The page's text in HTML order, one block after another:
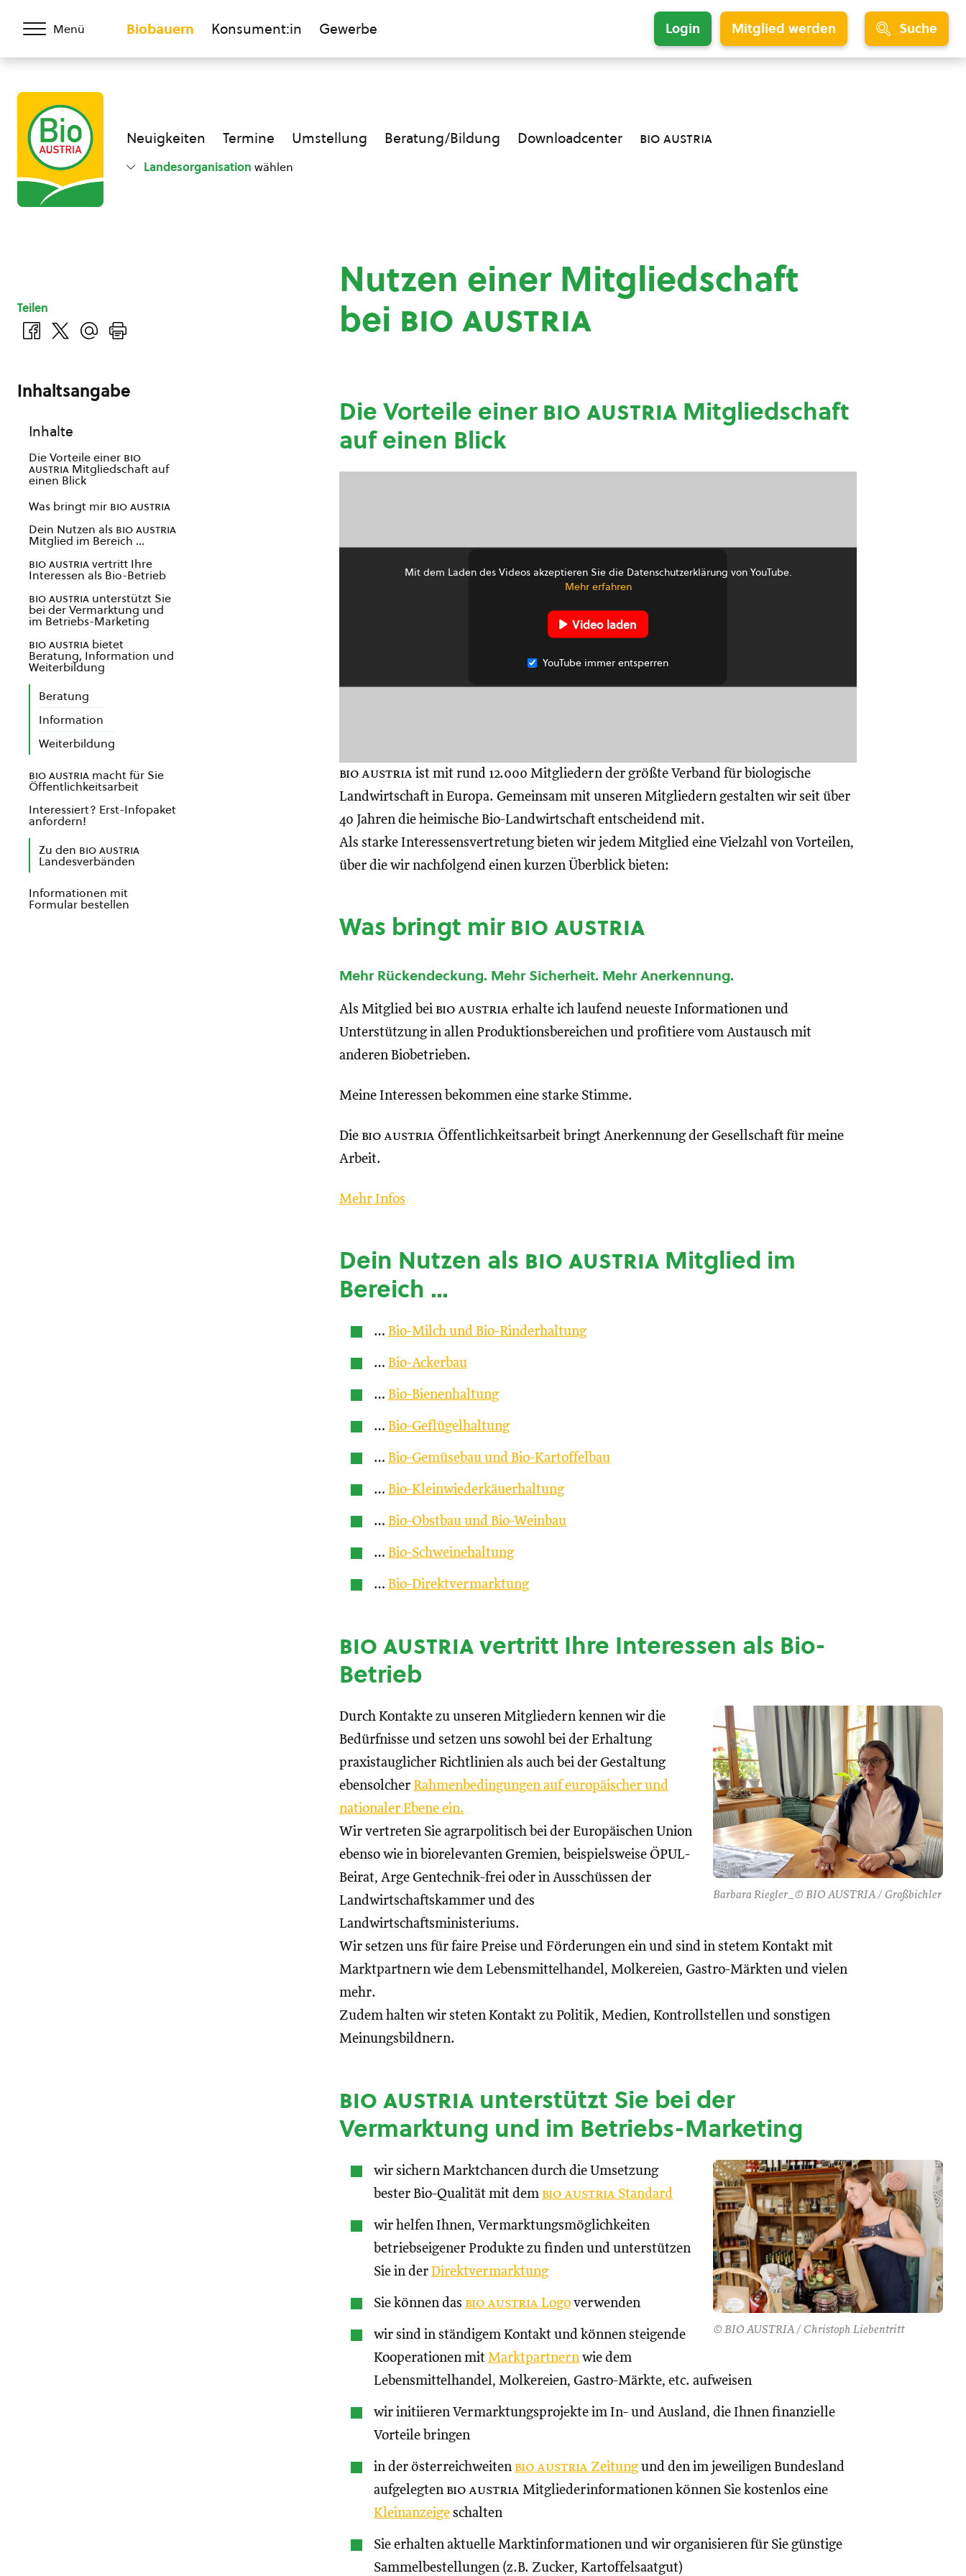
Menü Biobauern Konsument:in Gewerbe Login Mitglied werden Suche
Neuigkeiten Termine Umstellung Beratung/Bildung Downloadcenter bio austria
Landesorganisation wählen
Nutzen einer Mitgliedschaft
bei bio austria
Die Vorteile einerbio austria Mitgliedschaft
auf einen Blick
Mit dem Laden des Videos akzeptieren Sie die Datenschutzerklärung von YouTube.
Mehr erfahren
Video laden
YouTube immer entsperren
bio austria ist mit rund 12.000 Mitgliedern der größte Verband für biologische
Landwirtschaft in Europa. Gemeinsam mit unseren Mitgliedern gestalten wir seit über
40 Jahren die heimische Bio-Landwirtschaft entscheidend mit.
Als starke Interessensvertretung bieten wir jedem Mitglied eine Vielzahl von Vorteilen,
über die wir nachfolgend einen kurzen Überblick bieten:
Was bringt mirbio austria
Mehr Rückendeckung. Mehr Sicherheit. Mehr Anerkennung.
Als Mitglied bei bio austria erhalte ich laufend neueste Informationen und
Unterstützung in allen Produktionsbereichen und profitiere vom Austausch mit
anderen Biobetrieben.
Meine Interessen bekommen eine starke Stimme.
Die bio austria Öffentlichkeitsarbeit bringt Anerkennung der Gesellschaft für meine
Arbeit.
Mehr Infos
Dein Nutzen als bio austria Mitglied im
Bereich …
… Bio-Milch und Bio-Rinderhaltung
… Bio-Ackerbau
… Bio-Bienenhaltung
… Bio-Geflügelhaltung
… Bio-Gemüsebau und Bio-Kartoffelbau
… Bio-Kleinwiederkäuerhaltung
… Bio-Obstbau und Bio-Weinbau
… Bio-Schweinehaltung
… Bio-Direktvermarktung
bio austriavertritt Ihre Interessen als Bio-
Betrieb
Barbara Riegler_© BIO AUSTRIA / Großbichler
Durch Kontakte zu unseren Mitgliedern kennen wir die
Bedürfnisse und setzen uns sowohl bei der Erhaltung
praxistauglicher Richtlinien als auch bei der Gestaltung
ebensolcher Rahmenbedingungen auf europäischer und
nationaler Ebene ein.
Wir vertreten Sie agrarpolitisch bei der Europäischen Union
ebenso wie in biorelevanten Gremien, beispielsweise ÖPUL-
Beirat, Arge Gentechnik-frei oder in Ausschüssen der
Landwirtschaftskammer und des
Landwirtschaftsministeriums.
Wir setzen uns für faire Preise und Förderungen ein und sind in stetem Kontakt mit
Marktpartnern wie dem Lebensmittelhandel, Molkereien, Gastro-Märkten und vielen
mehr.
Zudem halten wir steten Kontakt zu Politik, Medien, Kontrollstellen und sonstigen
Meinungsbildnern.
bio austria unterstützt Sie bei der
Vermarktung und im Betriebs-Marketing
© BIO AUSTRIA / Christoph Liebentritt
wir sichern Marktchancen durch die Umsetzung
bester Bio-Qualität mit dem bio austria Standard
wir helfen Ihnen, Vermarktungsmöglichkeiten
betriebseigener Produkte zu finden und unterstützen
Sie in der Direktvermarktung
Sie können das bio austria Logo verwenden
wir sind in ständigem Kontakt und können steigende
Kooperationen mit Marktpartnernwie dem
Lebensmittelhandel, Molkereien, Gastro-Märkte, etc. aufweisen
wir initiieren Vermarktungsprojekte im In- und Ausland, die Ihnen finanzielle
Vorteile bringen
in der österreichweiten bio austria Zeitungund den im jeweiligen Bundesland
aufgelegten bio austria Mitgliederinformationen können Sie kostenlos eine
Kleinanzeige schalten
Sie erhalten aktuelle Marktinformationen und wir organisieren für Sie günstige
Sammelbestellungen (z.B. Zucker, Kartoffelsaatgut)
Teilen
Inhaltsangabe
Inhalte
Die Vorteile einer bio
austria Mitgliedschaft auf
einen Blick
Was bringt mir bio austria
Dein Nutzen als bio austria
Mitglied im Bereich …
bio austriavertritt Ihre
Interessen als Bio-Betrieb
bio austria unterstützt Sie
bei der Vermarktung und
im Betriebs-Marketing
bio austria bietet
Beratung, Information und
Weiterbildung
Beratung
Information
Weiterbildung
bio austria macht für Sie
Öffentlichkeitsarbeit
Interessiert? Erst-Infopaket
anfordern!
Zu den bio austria
Landesverbänden
Informationen mit
Formular bestellen